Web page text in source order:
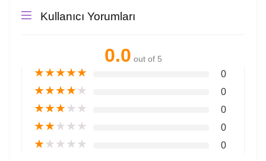
Kullanıcı Yorumları
0.0 out of 5
★★★★★ 0
★★★★★ 0
★★★★★ 0
★★★★★ 0
★★★★★ 0